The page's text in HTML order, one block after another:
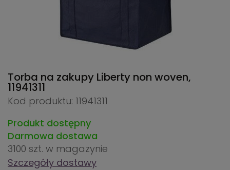
Torba na zakupy Liberty non woven,
11941311
Kod produktu: 11941311
Produkt dostępny
Darmowa dostawa
3100 szt. w magazynie
Szczegóły dostawy